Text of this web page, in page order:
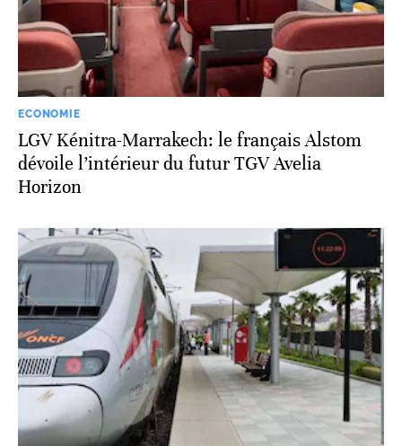
ECONOMIE
LGV Kénitra-Marrakech: le français Alstom
dévoile l’intérieur du futur TGV Avelia
Horizon